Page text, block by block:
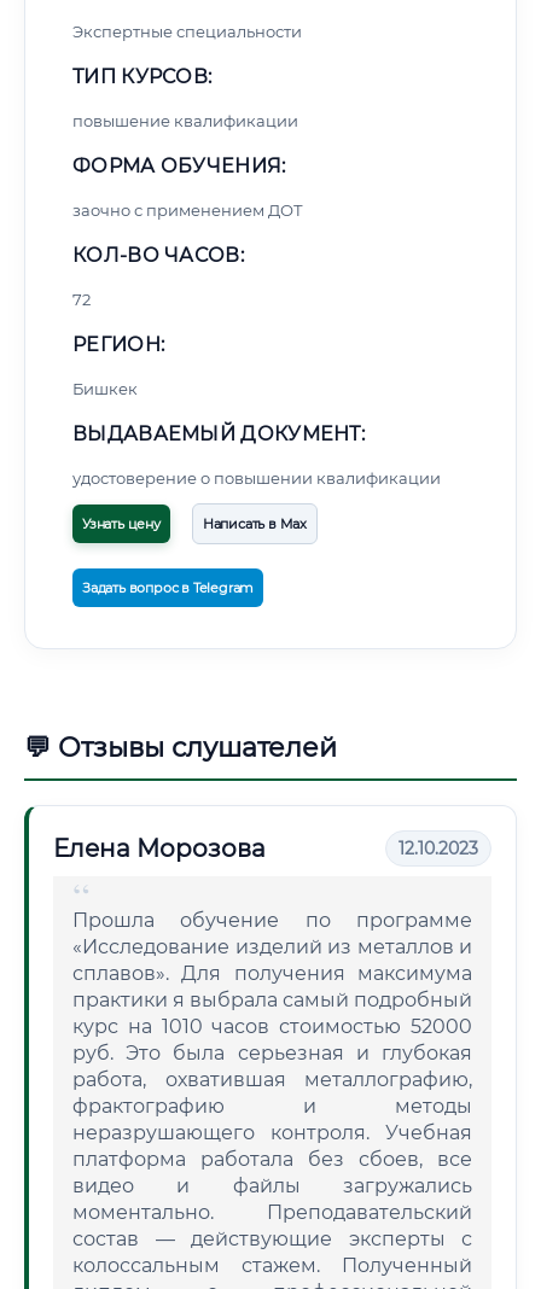
Экспертные специальности
ТИП КУРСОВ:
повышение квалификации
ФОРМА ОБУЧЕНИЯ:
заочно с применением ДОТ
КОЛ-ВО ЧАСОВ:
72
РЕГИОН:
Бишкек
ВЫДАВАЕМЫЙ ДОКУМЕНТ:
удостоверение о повышении квалификации
Узнать цену Написать в Max
Задать вопрос в Telegram
💬 Отзывы слушателей
Елена Морозова 12.10.2023
Прошла обучение по программе
«Исследование изделий из металлов и
сплавов». Для получения максимума
практики я выбрала самый подробный
курс на 1010 часов стоимостью 52000
руб. Это была серьезная и глубокая
работа, охватившая металлографию,
фрактографию и методы
неразрушающего контроля. Учебная
платформа работала без сбоев, все
видео и файлы загружались
моментально. Преподавательский
состав — действующие эксперты с
колоссальным стажем. Полученный